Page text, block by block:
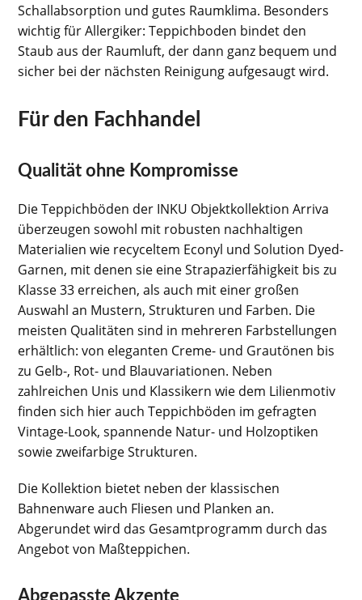
Schallabsorption und gutes Raumklima. Besonders
wichtig für Allergiker: Teppichboden bindet den
Staub aus der Raumluft, der dann ganz bequem und
sicher bei der nächsten Reinigung aufgesaugt wird.
Für den Fachhandel
Qualität ohne Kompromisse
Die Teppichböden der INKU Objektkollektion Arriva
überzeugen sowohl mit robusten nachhaltigen
Materialien wie recyceltem Econyl und Solution Dyed-
Garnen, mit denen sie eine Strapazierfähigkeit bis zu
Klasse 33 erreichen, als auch mit einer großen
Auswahl an Mustern, Strukturen und Farben. Die
meisten Qualitäten sind in mehreren Farbstellungen
erhältlich: von eleganten Creme- und Grautönen bis
zu Gelb-, Rot- und Blauvariationen. Neben
zahlreichen Unis und Klassikern wie dem Lilienmotiv
finden sich hier auch Teppichböden im gefragten
Vintage-Look, spannende Natur- und Holzoptiken
sowie zweifarbige Strukturen.
Die Kollektion bietet neben der klassischen
Bahnenware auch Fliesen und Planken an.
Abgerundet wird das Gesamtprogramm durch das
Angebot von Maßteppichen.
Abgepasste Akzente